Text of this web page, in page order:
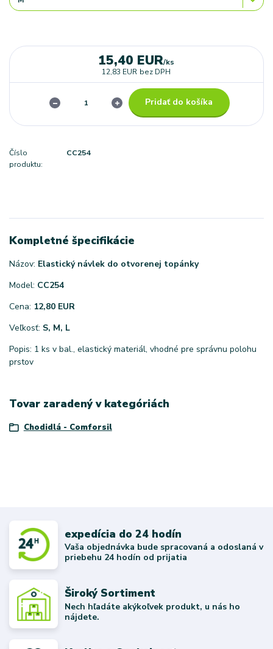
15,40 EUR/ks
12,83 EUR bez DPH
Pridať do košíka
Číslo
produktu:
CC254
Kompletné špecifikácie
Názov: Elastický návlek do otvorenej topánky
Model: CC254
Cena: 12,80 EUR
Veľkosť: S, M, L
Popis: 1 ks v bal., elastický materiál, vhodné pre správnu polohu
prstov
Tovar zaradený v kategóriách
Chodidlá - Comforsil
expedícia do 24 hodín
Vaša objednávka bude spracovaná a odoslaná v
priebehu 24 hodín od prijatia
Široký Sortiment
Nech hľadáte akýkoľvek produkt, u nás ho
nájdete.